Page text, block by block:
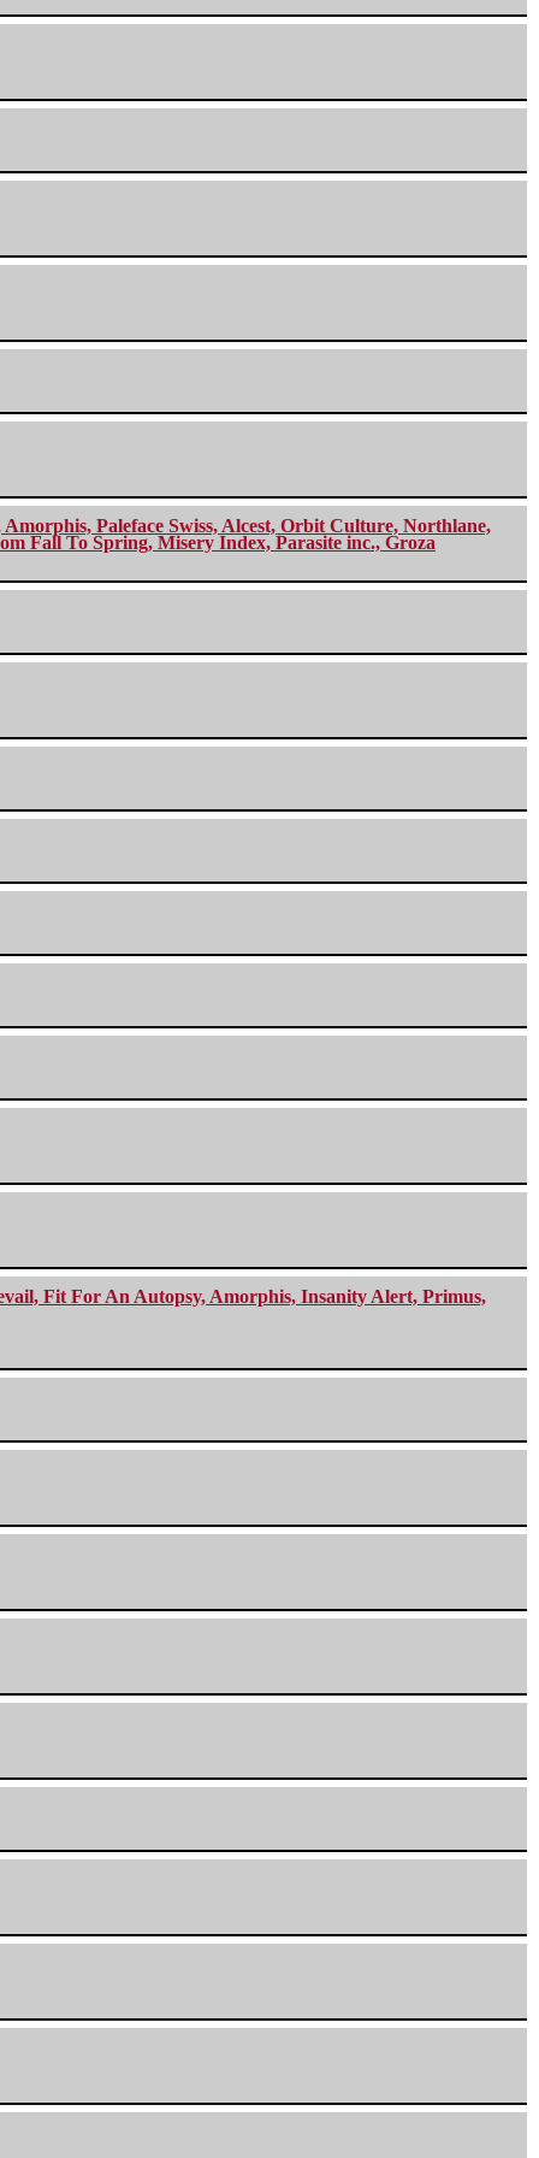
Paleface Swiss, Alcest, Orbit Culture, Northlane,
Fall To Spring, Misery Index, Parasite inc., Groza
Fit For An Autopsy, Amorphis, Insanity Alert, Primus,